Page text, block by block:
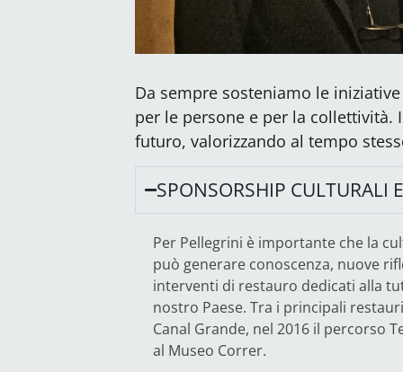
Da sempre sosteniamo le
per le persone e per la
futuro, valorizzando al tempo
SPONSORSHIP CULTURALI
Per Pellegrini è importante che la
può generare conoscenza, nuove
interventi di restauro dedicati alla
nostro Paese. Tra i principali
Canal Grande, nel 2016 il percorso
al Museo Correr.